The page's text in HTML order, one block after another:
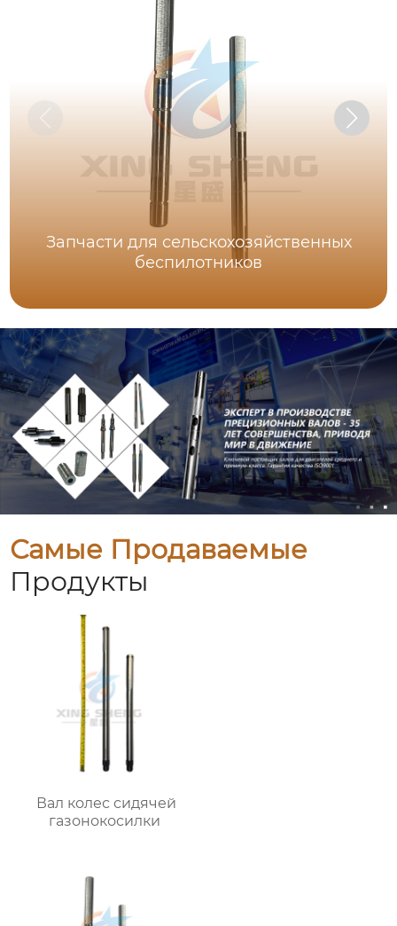
Запчасти для сельскохозяйственных
беспилотников
Самые Продаваемые
Продукты
Вал колес сидячей
газонокосилки